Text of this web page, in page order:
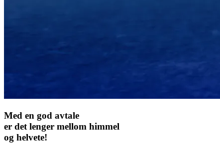
Med en god avtale
er det lenger mellom himmel
og helvete!